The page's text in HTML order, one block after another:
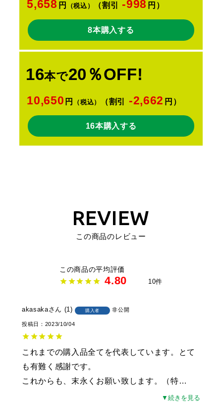
5,658 円 （税込） （割引 -998 円）
8本購入する
16本で20％OFF!
10,650 円 （税込） （割引 -2,662 円）
16本購入する
REVIEW
この商品のレビュー
4.80 10
akasaka 1 購入者 非公開
投稿日 2023/10/04
これまでの購入品全てを代表しています。とて
も有難く感謝です。
これからも、末永くお願い致します。（特…
▼続きを見る